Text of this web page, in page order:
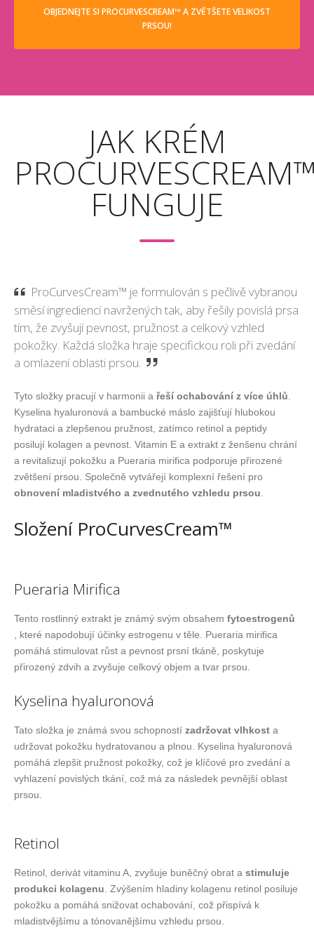
OBJEDNEJTE SI PROCURVESCREAM™ A ZVĚTŠETE VELIKOST
PRSOU!
JAK KRÉM
FUNGUJE
ProCurvesCream™ je formulován s pečlivě vybranou
směsí ingrediencí navržených tak, aby řešily povislá prsa
tím, že zvyšují pevnost, pružnost a celkový vzhled
pokožky. Každá složka hraje specifickou roli při zvedání
a omlazení oblasti prsou.
Tyto složky pracují v harmonii a řeší ochabování z více úhlů
Kyselina hyaluronová a bambucké máslo zajišťují hlubokou
hydrataci a zlepšenou pružnost, zatímco retinol a peptidy
posilují kolagen a pevnost. Vitamin E a extrakt z ženšenu chrání
a revitalizují pokožku a Pueraria mirifica podporuje přirozené
zvětšení prsou. Společně vytvářejí komplexní řešení pro
obnovení mladistvého a zvednutého vzhledu prsou
Složení ProCurvesCream™
Pueraria Mirifica
Tento rostlinný extrakt je známý svým obsahem fytoestrogenů
, které napodobují účinky estrogenu v těle. Pueraria mirifica
pomáhá stimulovat růst a pevnost prsní tkáně, poskytuje
přirozený zdvih a zvyšuje celkový objem a tvar prsou.
Kyselina hyaluronová
Tato složka je známá svou schopností zadržovat vlhkost a
udržovat pokožku hydratovanou a plnou. Kyselina hyaluronová
pomáhá zlepšit pružnost pokožky, což je klíčové pro zvedání a
vyhlazení povislých tkání, což má za následek pevnější oblast
prsou.
Retinol
Retinol, derivát vitaminu A, zvyšuje buněčný obrat a stimuluje
produkci kolagenu. Zvýšením hladiny kolagenu retinol posiluje
pokožku a pomáhá snižovat ochabování, což přispívá k
mladistvějšímu a tónovanějšímu vzhledu prsou.